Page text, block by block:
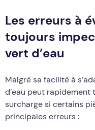
Les erreurs à
toujours
vert d’eau
Malgré sa facilité à
d’eau peut rapidement
surcharge si certains
principales erreurs :